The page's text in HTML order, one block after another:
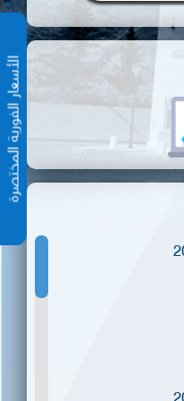
الأسعار